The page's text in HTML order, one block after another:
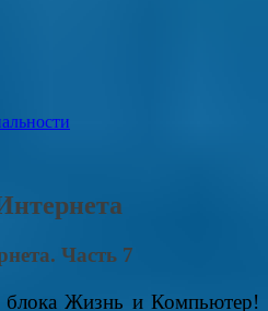
Часть 7
блока Жизнь и Компьютер!